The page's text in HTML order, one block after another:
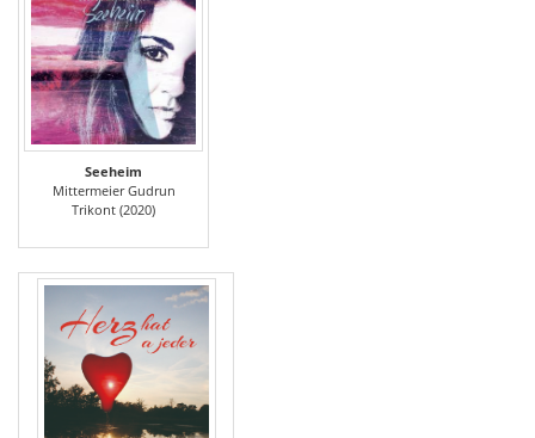
Seeheim
Mittermeier Gudrun
Trikont (2020)